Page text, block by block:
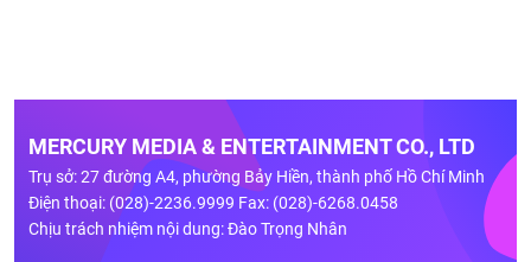
MERCURY MEDIA & ENTERTAINMENT CO., LTD
Trụ sở: 27 đường A4, phường Bảy Hiền, thành phố Hồ Chí Minh
Điện thoại: (028)-2236.9999 Fax: (028)-6268.0458
Chịu trách nhiệm nội dung: Đào Trọng Nhân